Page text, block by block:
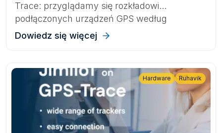
Trace: przyglądamy się rozkładowi
podłączonych urządzeń GPS według
producentów, identyfikujemy najszybciej
popularność trackerów obsługujących 4G i
Bluetooth.
Dowiedz się więcej
Hardware Ruhavik